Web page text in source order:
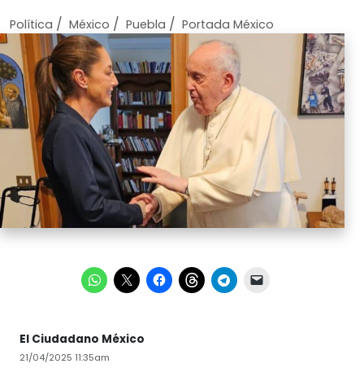
Política / México / Puebla / Portada México
El Ciudadano México
21/04/2025 11:35am